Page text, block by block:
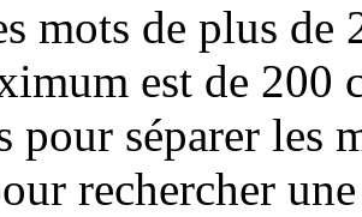
mots de plus de
est de 200
pour séparer les
rechercher